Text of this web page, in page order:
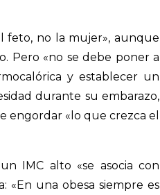
feto, no la mujer», aunque
Pero «no se debe poner a
y establecer un
durante su embarazo,
engordar «lo que crezca el
IMC alto «se asocia con
«En una obesa siempre es